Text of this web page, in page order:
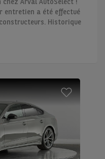
entretien a été effectué
Historique